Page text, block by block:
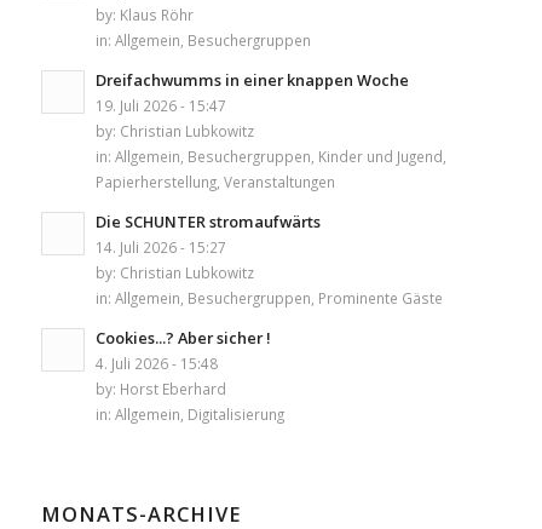
by: Klaus Röhr
in: Allgemein Besuchergruppen
Dreifachwumms in einer knappen Woche
19. Juli 2026 - 15:47
by: Christian Lubkowitz
in: Allgemein Besuchergruppen Kinder und Jugend
Papierherstellung, Veranstaltungen
Die SCHUNTER stromaufwärts
14. Juli 2026 - 15:27
by: Christian Lubkowitz
in: Allgemein Besuchergruppen Prominente Gäste
Cookies...? Aber sicher !
4. Juli 2026 - 15:48
by: Horst Eberhard
in: Allgemein Digitalisierung
MONATS-ARCHIVE